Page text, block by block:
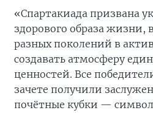
«Спартакиада призвана
здорового образа жизни,
разных поколений в
создавать атмосферу
ценностей. Все
зачете получили
почётные кубки —